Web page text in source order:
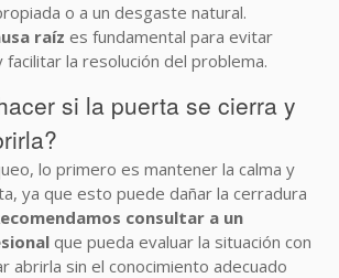
o a un desgaste natural.
raíz es fundamental para evitar
la resolución del problema.
si la puerta se cierra y
lo primero es mantener la calma y
ya que esto puede dañar la cerradura
consultar a un
que pueda evaluar la situación con
abrirla sin el conocimiento adecuado